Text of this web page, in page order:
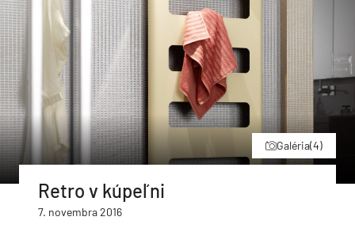
Galéria(4)
Retro v kúpeľni
7. novembra 2016